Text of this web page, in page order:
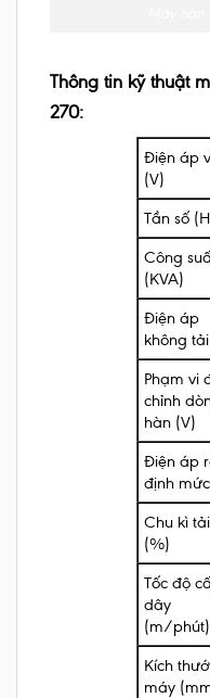
Thông tin kỹ thuật
270:
Điện áp
(V)
Tần số
Công
(KVA)
Điện áp
không
Phạm vi
chỉnh
hàn (V)
Điện áp
định
Chu kì tải
(%)
Tốc độ
dây
(m/phút)
Kích
máy